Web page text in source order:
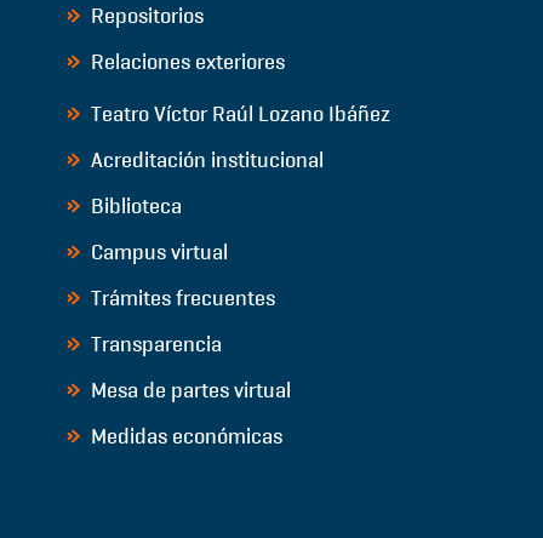
Repositorios
Relaciones exteriores
Teatro Víctor Raúl Lozano Ibáñez
Acreditación institucional
Biblioteca
Campus virtual
Trámites frecuentes
Transparencia
Mesa de partes virtual
Medidas económicas